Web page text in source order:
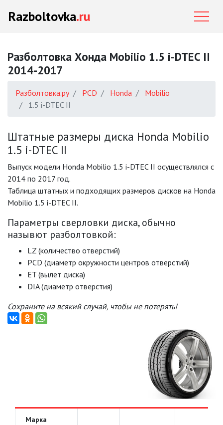
Razboltovka.ru
Разболтовка Хонда Mobilio 1.5 i-DTEC II
2014-2017
Разболтовка.ру PCD Honda
Mobilio
1.5 i-DTEC II
Штатные размеры диска Honda Mobilio
1.5 i-DTEC II
Выпуск модели Honda Mobilio 1.5 i-DTEC II осуществлялся с
2014 по 2017 год.
Таблица штатных и подходящих размеров дисков на Honda
Mobilio 1.5 i-DTEC II.
Параметры сверловки диска, обычно
назывют разболтовкой:
LZ (количество отверстий)
PCD (диаметр окружности центров отверстий)
ET (вылет диска)
DIA (диаметр отверстия)
Сохраните на всякий случай, чтобы не потерять!
Марка